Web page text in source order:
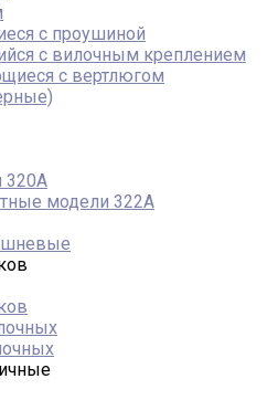
с проушиной
с вилочным креплением
с вертлюгом
320А
модели 322А